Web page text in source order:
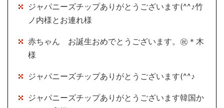
ジャパニーズチップありがとうございます(^^♪竹
ノ内様とお連れ様
赤ちゃん お誕生おめでとうございます。㊗＊木
様
ジャパニーズチップありがとうございます(^^♪
ジャパニーズチップありがとうございます韓国か